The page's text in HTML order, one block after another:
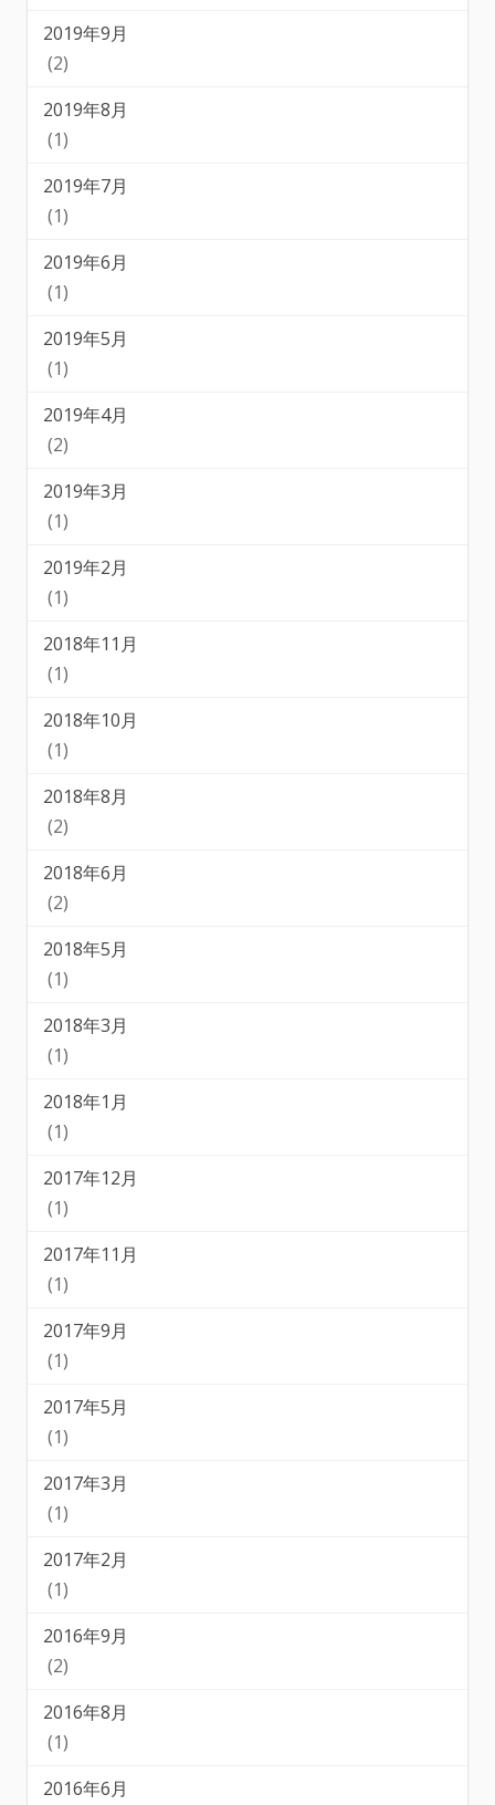
2019年9月
(2)
2019年8月
(1)
2019年7月
(1)
2019年6月
(1)
2019年5月
(1)
2019年4月
(2)
2019年3月
(1)
2019年2月
(1)
2018年11月
(1)
2018年10月
(1)
2018年8月
(2)
2018年6月
(2)
2018年5月
(1)
2018年3月
(1)
2018年1月
(1)
2017年12月
(1)
2017年11月
(1)
2017年9月
(1)
2017年5月
(1)
2017年3月
(1)
2017年2月
(1)
2016年9月
(2)
2016年8月
(1)
2016年6月